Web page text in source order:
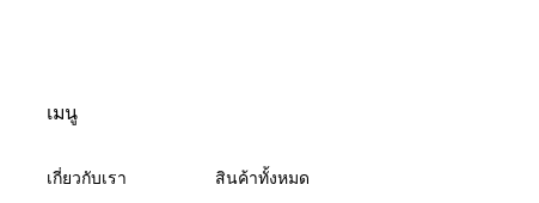
เมนู
เกี่ยวกับเรา สินค้าทั้งหมด